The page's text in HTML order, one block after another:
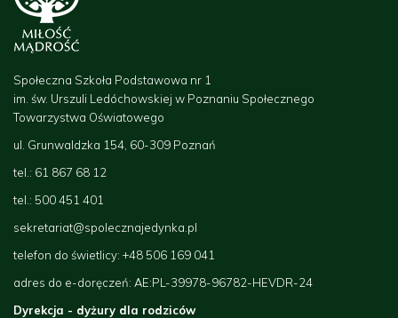
Społeczna Szkoła Podstawowa nr 1
im. św. Urszuli Ledóchowskiej w Poznaniu Społecznego
Towarzystwa Oświatowego
ul. Grunwaldzka 154, 60-309 Poznań
tel.: 61 867 68 12
tel.: 500 451 401
sekretariat@spolecznajedynka.pl
telefon do świetlicy: +48 506 169 041
adres do e-doręczeń: AE:PL-39978-96782-HEVDR-24
Dyrekcja - dyżury dla rodziców